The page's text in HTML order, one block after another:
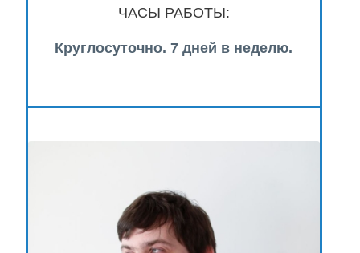
ЧАСЫ РАБОТЫ:
Круглосуточно. 7 дней в неделю.